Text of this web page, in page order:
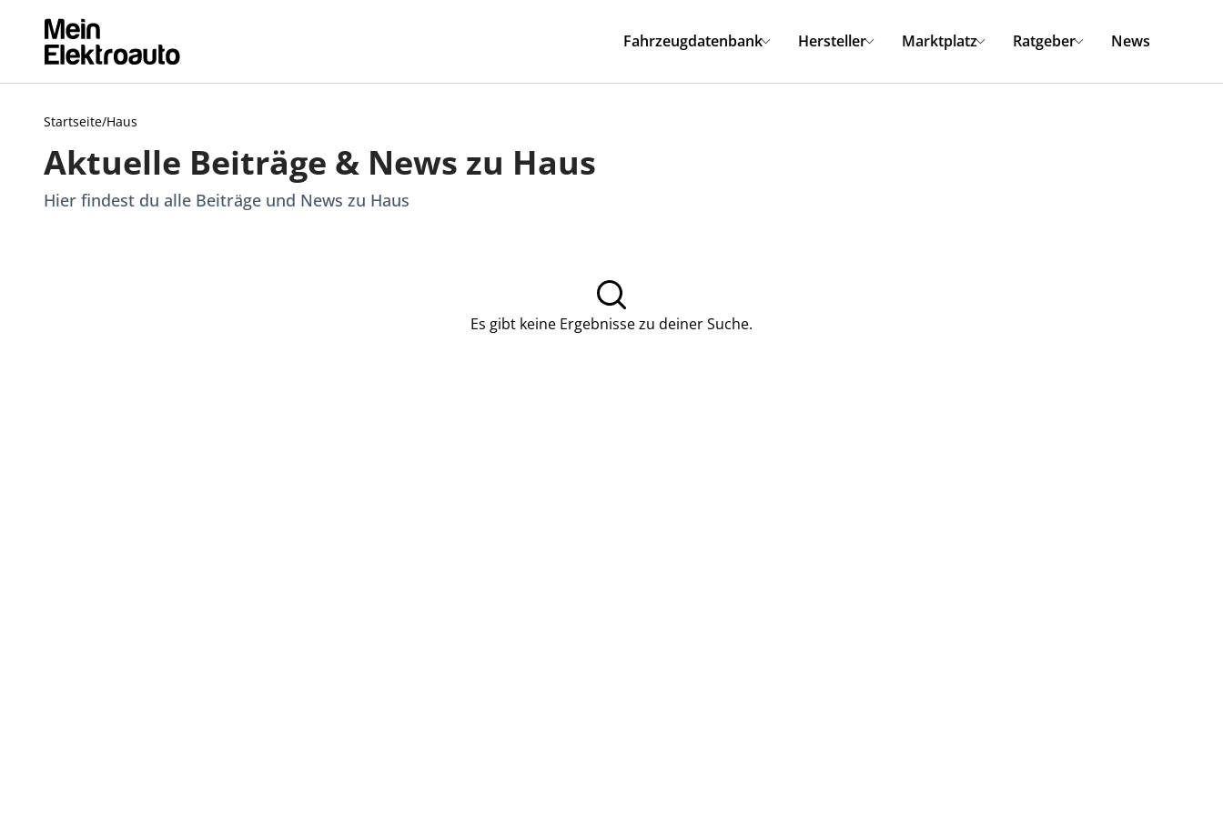
Fahrzeugdatenbank Hersteller Marktplatz Ratgeber News
Startseite/Haus
Aktuelle Beiträge & News zu Haus
Hier findest du alle Beiträge und News zu Haus
Es gibt keine Ergebnisse zu deiner Suche.